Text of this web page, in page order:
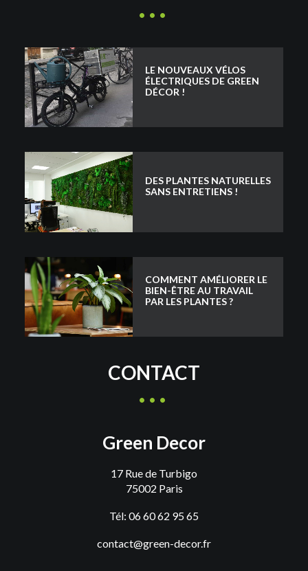
LE NOUVEAUX VÉLOS
ÉLECTRIQUES DE GREEN
DÉCOR !
DES PLANTES NATURELLES
SANS ENTRETIENS !
COMMENT AMÉLIORER LE
BIEN-ÊTRE AU TRAVAIL
PAR LES PLANTES ?
CONTACT
Green Decor
17 Rue de Turbigo
75002 Paris
Tél: 06 60 62 95 65
contact@green-decor.fr